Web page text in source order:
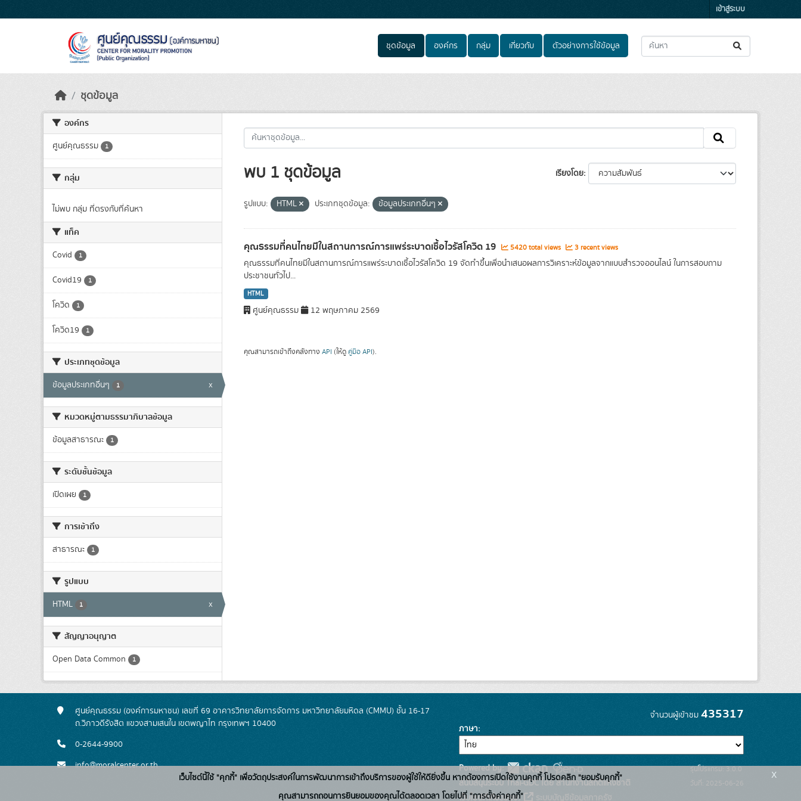
เข้าสู่ระบบ
ชุดข้อมูล องค์กร กลุ่ม เกี่ยวกับ ตัวอย่างการใช้ข้อมูล
ชุดข้อมูล
องค์กร
ศูนย์คุณธรรม 1
กลุ่ม
ไม่พบ กลุ่ม ที่ตรงกับที่ค้นหา
แท็ค
Covid 1
Covid19 1
โควิด 1
โควิด19 1
ประเภทชุดข้อมูล
ข้อมูลประเภทอื่นๆ 1 x
หมวดหมู่ตามธรรมาภิบาลข้อมูล
ข้อมูลสาธารณะ 1
ระดับชั้นข้อมูล
เปิดเผย 1
การเข้าถึง
สาธารณะ 1
รูปแบบ
HTML 1 x
สัญญาอนุญาต
Open Data Common 1
เรียงโดย
พบ 1 ชุดข้อมูล
รูปแบบ: HTML ประเภทชุดข้อมูล: ข้อมูลประเภทอื่นๆ
คุณธรรมที่คนไทยมีในสถานการณ์การแพร่ระบาดเชื้อไวรัสโควิด 19 5420 total views 3 recent views
คุณธรรมที่คนไทยมีในสถานการณ์การแพร่ระบาดเชื้อไวรัสโควิด 19 จัดทำขึ้นเพื่อนำเสนอผลการวิเคราะห์ข้อมูลจากแบบสำรวจออนไลน์ ในการสอบถาม
ประชาชนทั่วไป...
HTML
ศูนย์คุณธรรม 12 พฤษภาคม 2569
คุณสามารถเข้าถึงคลังทาง API (ให้ดู คู่มือ API).
ศูนย์คุณธรรม (องค์การมหาชน) เลขที่ 69 อาคารวิทยาลัยการจัดการ มหาวิทยาลัยมหิดล (CMMU) ชั้น 16-17
ถ.วิภาวดีรังสิต แขวงสามเสนใน เขตพญาไท กรุงเทพฯ 10400
0-2644-9900
info@moralcenter.or.th
จำนวนผู้เข้าชม 435317
ภาษา
Powered by:
สนับสนุนระบบ Thai-GDC โดย สำนักงานสถิติแห่งชาติ
เว็บไซต์ที่เกี่ยวข้อง:
รุ่นโปรแกรม: 3.0.0
วันที่: 2025-06-26
เว็บไซต์นี้ใช้ "คุกกี้" เพื่อวัตถุประสงค์ในการพัฒนาการเข้าถึงบริการของผู้ใช้ให้ดียิ่งขึ้น หากต้องการเปิดใช้งานคุกกี้ โปรดคลิก "ยอมรับคุกกี้"
คุณสามารถถอนการยินยอมของคุณได้ตลอดเวลา โดยไปที่ "การตั้งค่าคุกกี้"
x